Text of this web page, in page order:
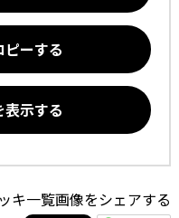
ーする
示する
キ一覧画像をシェアする